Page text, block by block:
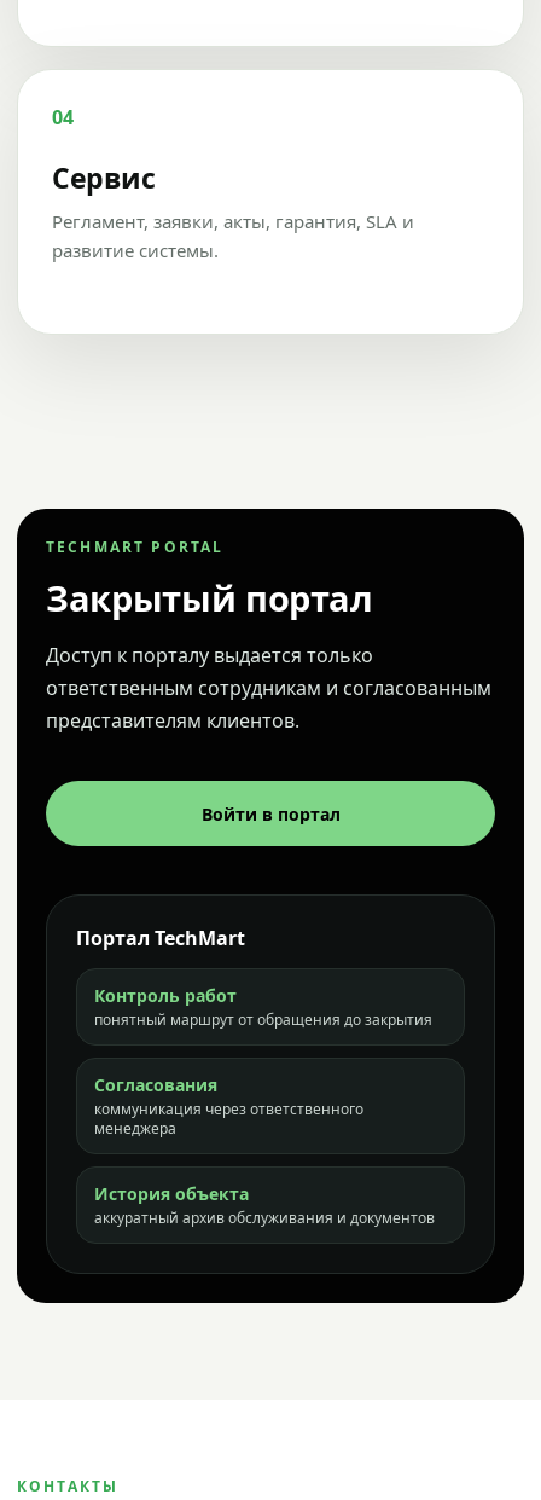
04
Сервис
Регламент, заявки, акты, гарантия, SLA и
развитие системы.
TECHMART PORTAL
Закрытый портал
Доступ к порталу выдается только
ответственным сотрудникам и согласованным
представителям клиентов.
Войти в портал
Портал TechMart
Контроль работ
понятный маршрут от обращения до закрытия
Согласования
коммуникация через ответственного
менеджера
История объекта
аккуратный архив обслуживания и документов
КОНТАКТЫ